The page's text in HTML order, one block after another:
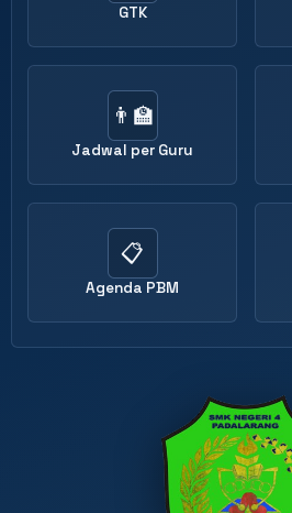
GTK
👨‍🏫
Jadwal per Guru
📋
Agenda PBM